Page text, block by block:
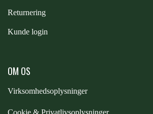
Returnering
Kunde login
OM OS
Virksomhedsoplysninger
Cookie & Privatlivsoplysninger